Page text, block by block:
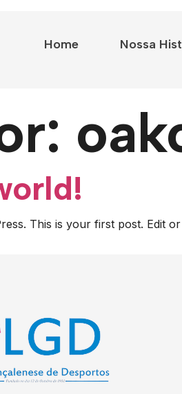
Home Nossa
This is your first post. Edit